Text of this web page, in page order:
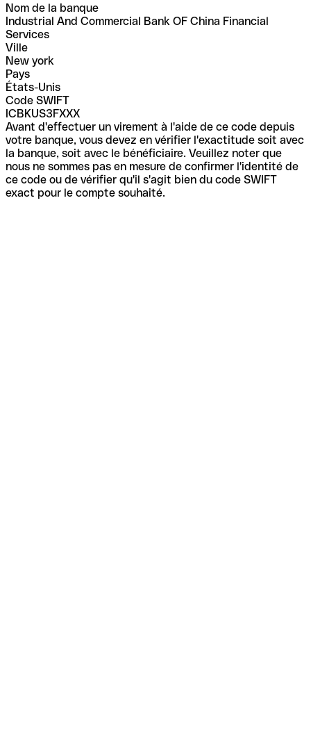
Nom de la banque
Industrial And Commercial Bank OF China Financial
Services
Ville
New york
Pays
États-Unis
Code SWIFT
ICBKUS3FXXX
Avant d'effectuer un virement à l'aide de ce code depuis
votre banque, vous devez en vérifier l'exactitude soit avec
la banque, soit avec le bénéficiaire. Veuillez noter que
nous ne sommes pas en mesure de confirmer l'identité de
ce code ou de vérifier qu'il s'agit bien du code SWIFT
exact pour le compte souhaité.